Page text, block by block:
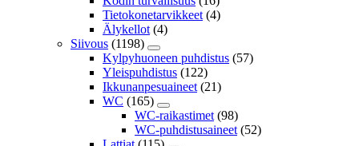
Tietokonetarvikkeet (4)
Älykellot (4)
Siivous (1198)
Kylpyhuoneen puhdistus (57)
Yleispuhdistus (122)
Ikkunanpesuaineet (21)
WC (165)
WC-raikastimet (98)
WC-puhdistusaineet (52)